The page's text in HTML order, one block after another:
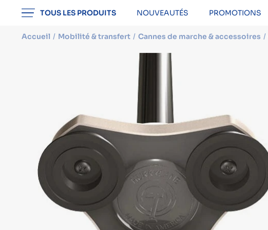
TOUS LES PRODUITS NOUVEAUTÉS PROMOTIONS
Accueil Mobilité & transfert Cannes de marche & accessoires